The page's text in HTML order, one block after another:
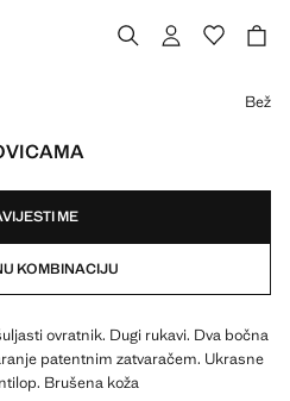
€ ]
Bež
ME
KOMBINACIJU
ovratnik. Dugi rukavi. Dva bočna
patentnim zatvaračem. Ukrasne
Brušena koža